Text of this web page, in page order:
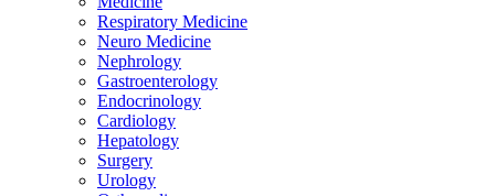
Respiratory Medicine
Neuro Medicine
Nephrology
Gastroenterology
Endocrinology
Cardiology
Hepatology
Surgery
Urology